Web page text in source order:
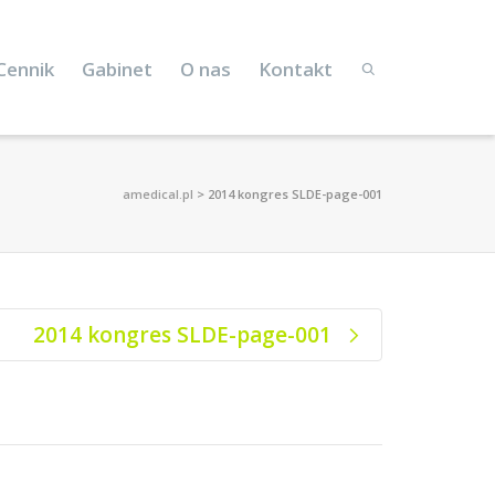
Gabinet O nas Kontakt
amedical.pl > 2014 kongres SLDE-page-001
2014 kongres SLDE-page-001